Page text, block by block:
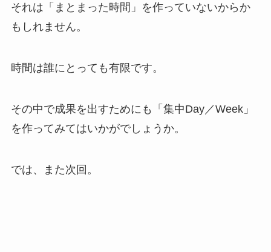
それは「まとまった時間」を作っていないからか
もしれません。
時間は誰にとっても有限です。
その中で成果を出すためにも「集中Day／Week」
を作ってみてはいかがでしょうか。
では、また次回。